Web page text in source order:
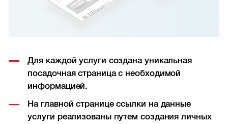
Для каждой услуги создана уникальная
посадочная страница с необходимой
информацией.
На главной странице ссылки на данные
услуги реализованы путем создания личных